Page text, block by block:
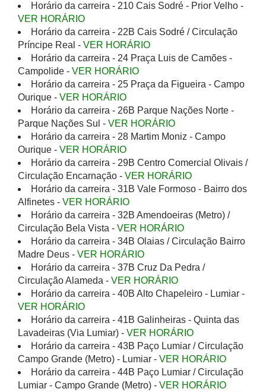
Horário da carreira - 210 Cais Sodré - Prior Velho -
VER HORÁRIO
Horário da carreira - 22B Cais Sodré / Circulação
Príncipe Real - VER HORÁRIO
Horário da carreira - 24 Praça Luis de Camões -
Campolide - VER HORÁRIO
Horário da carreira - 25 Praça da Figueira - Campo
Ourique - VER HORÁRIO
Horário da carreira - 26B Parque Nações Norte -
Parque Nações Sul - VER HORÁRIO
Horário da carreira - 28 Martim Moniz - Campo
Ourique - VER HORÁRIO
Horário da carreira - 29B Centro Comercial Olivais /
Circulação Encarnação - VER HORÁRIO
Horário da carreira - 31B Vale Formoso - Bairro dos
Alfinetes - VER HORÁRIO
Horário da carreira - 32B Amendoeiras (Metro) /
Circulação Bela Vista - VER HORÁRIO
Horário da carreira - 34B Olaias / Circulação Bairro
Madre Deus - VER HORÁRIO
Horário da carreira - 37B Cruz Da Pedra /
Circulação Alameda - VER HORÁRIO
Horário da carreira - 40B Alto Chapeleiro - Lumiar -
VER HORÁRIO
Horário da carreira - 41B Galinheiras - Quinta das
Lavadeiras (Via Lumiar) - VER HORÁRIO
Horário da carreira - 43B Paço Lumiar / Circulação
Campo Grande (Metro) - Lumiar - VER HORÁRIO
Horário da carreira - 44B Paço Lumiar / Circulação
Lumiar - Campo Grande (Metro) - VER HORÁRIO